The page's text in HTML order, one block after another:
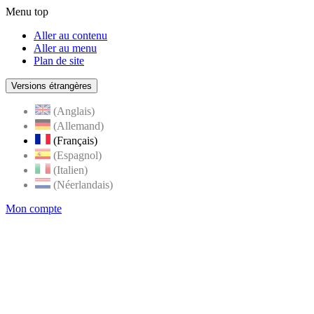
Menu top
Aller au contenu
Aller au menu
Plan de site
Versions étrangères
(Anglais)
(Allemand)
(Français)
(Espagnol)
(Italien)
(Néerlandais)
Mon compte